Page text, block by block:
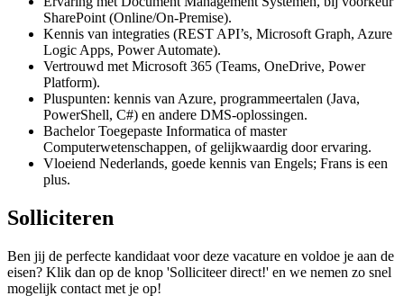
SharePoint (Online/On-Premise).
Kennis van integraties (REST API’s, Microsoft Graph, Azure
Logic Apps, Power Automate).
Vertrouwd met Microsoft 365 (Teams, OneDrive, Power
Platform).
Pluspunten: kennis van Azure, programmeertalen (Java,
PowerShell, C#) en andere DMS-oplossingen.
Bachelor Toegepaste Informatica of master
Computerwetenschappen, of gelijkwaardig door ervaring.
Vloeiend Nederlands, goede kennis van Engels; Frans is een
plus.
Solliciteren
Ben jij de perfecte kandidaat voor deze vacature en voldoe je aan de
eisen? Klik dan op de knop 'Solliciteer direct!' en we nemen zo snel
mogelijk contact met je op!